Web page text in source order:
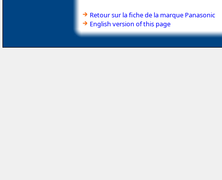
Retour sur la fiche de la marque Panasonic
English version of this page